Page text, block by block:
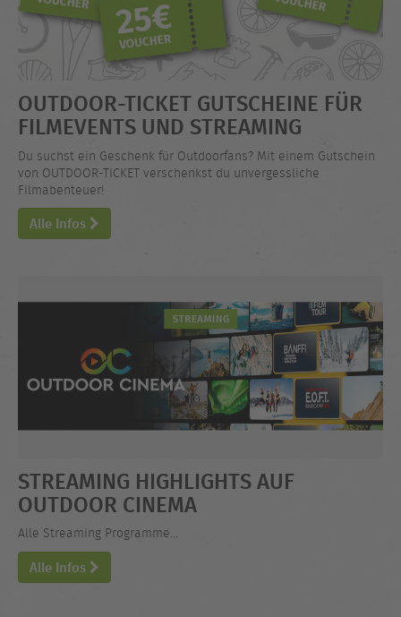
OUTDOOR-TICKET GUTSCHEINE FÜR
FILMEVENTS UND STREAMING
Du suchst ein Geschenk für Outdoorfans? Mit einem Gutschein
von OUTDOOR-TICKET verschenkst du unvergessliche
Filmabenteuer!
Alle Infos
STREAMING HIGHLIGHTS AUF
OUTDOOR CINEMA
Alle Streaming Programme...
Alle Infos